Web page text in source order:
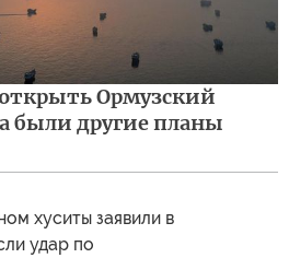
Ормузский
были другие планы
хуситы заявили в
удар по